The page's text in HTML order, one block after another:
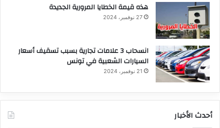
هذه قيمة الخطايا المرورية الجديدة
27 نوفمبر، 2024
انسحاب 3 علامات تجارية بسبب تسقيف أسعار
السيارات الشعبية في تونس
21 نوفمبر، 2024
أحدث الأخبار